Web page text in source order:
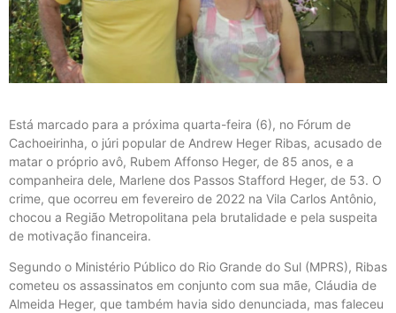
Está marcado para a próxima quarta-feira (6), no Fórum de
Cachoeirinha, o júri popular de Andrew Heger Ribas, acusado de
matar o próprio avô, Rubem Affonso Heger, de 85 anos, e a
companheira dele, Marlene dos Passos Stafford Heger, de 53. O
crime, que ocorreu em fevereiro de 2022 na Vila Carlos Antônio,
chocou a Região Metropolitana pela brutalidade e pela suspeita
de motivação financeira.
Segundo o Ministério Público do Rio Grande do Sul (MPRS), Ribas
cometeu os assassinatos em conjunto com sua mãe, Cláudia de
Almeida Heger, que também havia sido denunciada, mas faleceu